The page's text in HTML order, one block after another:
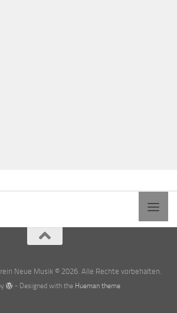
Neue Musik © 2026. Alle Rechte vorbehalten.
- Designed with the Hueman theme